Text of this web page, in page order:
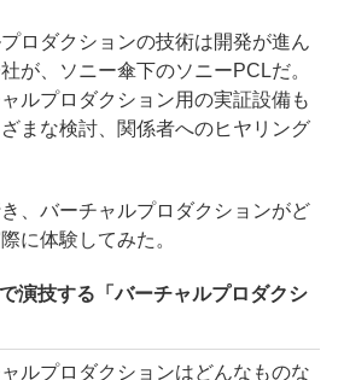
ロダクションの技術は開発が進ん
が、ソニー傘下のソニーPCLだ。
ルプロダクション用の実証設備も
まな検討、関係者へのヒヤリング
、バーチャルプロダクションがど
に体験してみた。
演技する「バーチャルプロダクシ
ルプロダクションはどんなものな